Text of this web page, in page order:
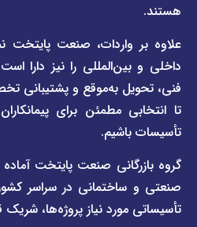
صنعت پایتخت نمایندگی
را نیز دارا است. ما با
به‌موقع و پشتیبانی تخصصی،
مطمئن برای پیمانکاران، مهندسان
صنعت پایتخت آماده همکاری
در سراسر کشور است و با
نیاز پروژه‌ها، شریک قابل اعتماد